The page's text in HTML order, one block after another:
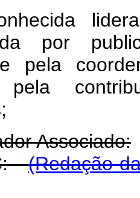
por
e pela
Associado:
(Redação